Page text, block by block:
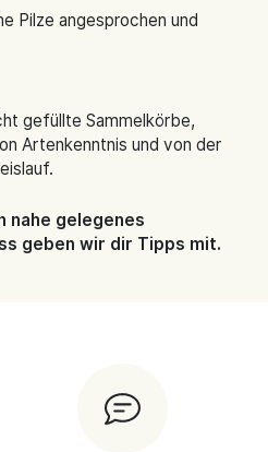
Pilze angesprochen und
gefüllte Sammelkörbe,
Artenkenntnis und von der
nahe gelegenes
geben wir dir Tipps mit.